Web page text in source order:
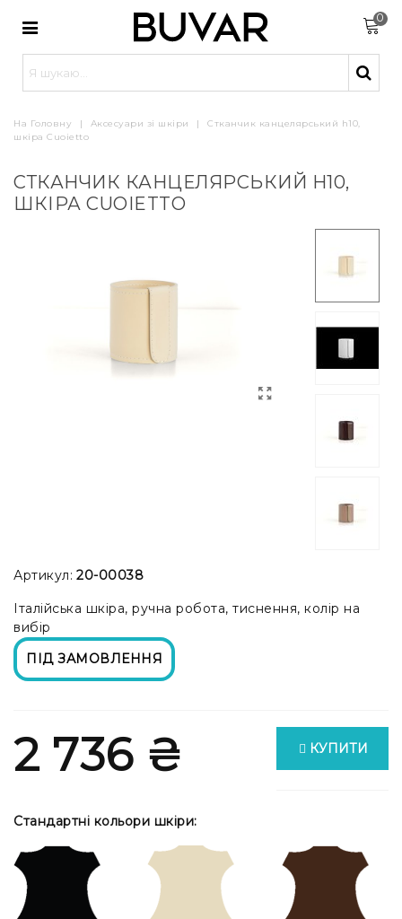
0
На Головну | Аксесуари зі шкіри |
Стканчик канцелярський h10,
шкіра Cuoietto
СТКАНЧИК КАНЦЕЛЯРСЬКИЙ H10,
ШКІРА CUOIETTO
Артикул: 20-00038
Італійська шкіра, ручна робота, тиснення, колір на
вибір
ПІД ЗАМОВЛЕННЯ
2 736 ₴ КУПИТИ
Стандартні кольори шкіри: